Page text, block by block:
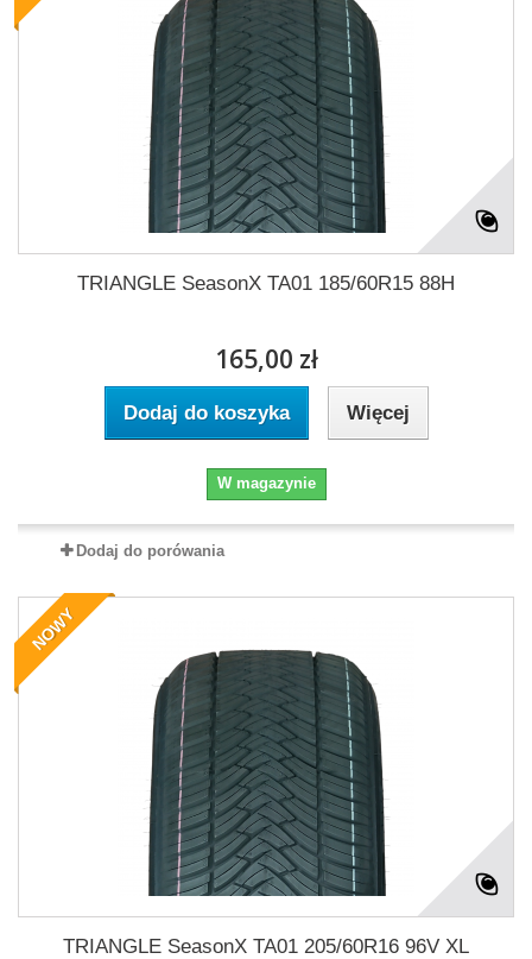
TRIANGLE SeasonX TA01 185/60R15 88H
165,00 zł
Dodaj do koszyka Więcej
W magazynie
Dodaj do porówania
NOWY
TRIANGLE SeasonX TA01 205/60R16 96V XL